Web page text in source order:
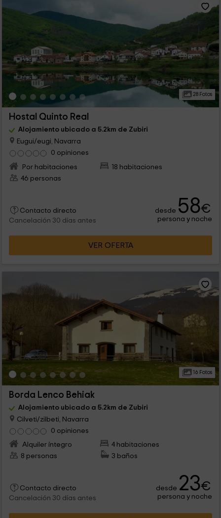
28 Fotos
Hostal Quinto Real
Alojamiento ubicado a 5.2km de Zubiri
Eugui/eugi, Navarra
0 opiniones
Por habitaciones
18 habitaciones
46 personas
Contacto directo
Cancelación 30 días antes
desde 58€
persona y noche
VER OFERTA
16 Fotos
Borda Lenco Behiak
Alojamiento ubicado a 5.2km de Zubiri
Cilveti/zilbeti, Navarra
0 opiniones
Alquiler íntegro
4 habitaciones
8 personas
3 baños
Contacto directo
Cancelación 30 días antes
desde 23€
persona y noche